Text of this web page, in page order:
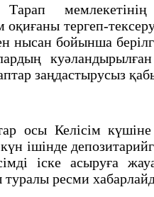
мемлекетінің
оқиғаны тергеп-
нысан бойынша
заңдастырусыз
осы Келісім
ішінде
іске асыруға
туралы ресми